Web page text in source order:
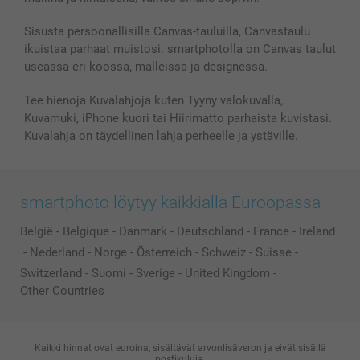
Valokuvakehykset & Lisätarvikkeet
Lahjakortti
Kaikki kuvatuotteet
Sisusta persoonallisilla Canvas-tauluilla, Canvastaulu
ikuistaa parhaat muistosi. smartphotolla on Canvas taulut
useassa eri koossa, malleissa ja designessa.
Tee hienoja Kuvalahjoja kuten Tyyny valokuvalla,
Kuvamuki, iPhone kuori tai Hiirimatto parhaista kuvistasi.
Kuvalahja on täydellinen lahja perheelle ja ystäville.
smartphoto löytyy kaikkialla Euroopassa
België - Belgique - Danmark - Deutschland - France - Ireland
- Nederland - Norge - Österreich - Schweiz - Suisse -
Switzerland - Suomi - Sverige - United Kingdom -
Other Countries
Kaikki hinnat ovat euroina, sisältävät arvonlisäveron ja eivät sisällä